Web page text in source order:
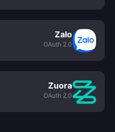
Zalo
OAuth 2.0
Zuora
OAuth 2.0